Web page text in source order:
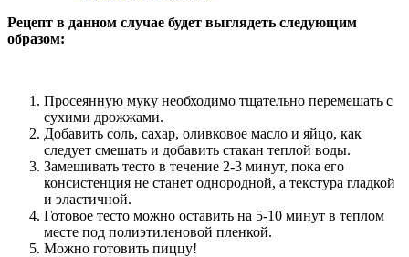
Рецепт в данном случае будет выглядеть следующим
образом:
Просеянную муку необходимо тщательно перемешать с
сухими дрожжами.
Добавить соль, сахар, оливковое масло и яйцо, как
следует смешать и добавить стакан теплой воды.
Замешивать тесто в течение 2-3 минут, пока его
консистенция не станет однородной, а текстура гладкой
и эластичной.
Готовое тесто можно оставить на 5-10 минут в теплом
месте под полиэтиленовой пленкой.
Можно готовить пиццу!